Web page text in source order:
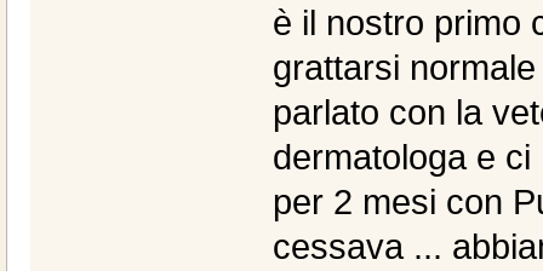
è il nostro primo
grattarsi
parlato con la
dermatologa e
per 2 mesi con
cessava ...